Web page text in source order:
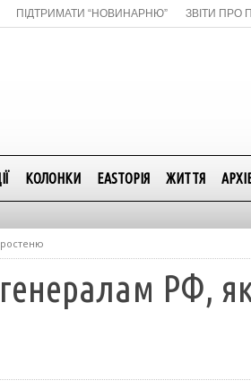
ПІДТРИМАТИ “НОВИНАРНЮ” ЗВІТИ ПРО
КОЛОНКИ EASTОРІЯ ЖИТТЯ
РФ,